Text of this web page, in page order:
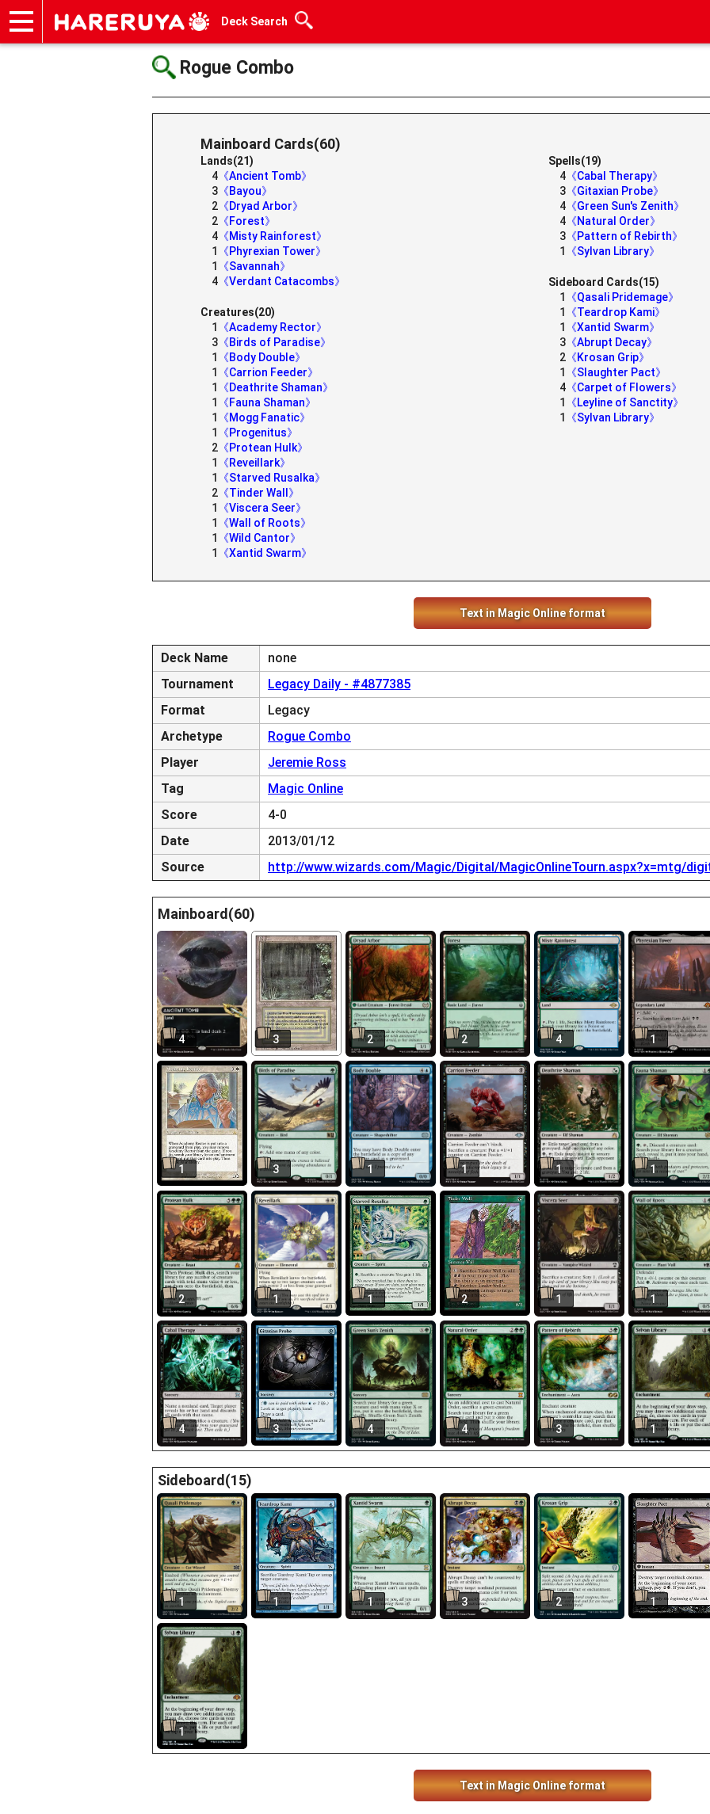
Deck Search
Rogue Combo
Mainboard Cards(60)
Lands(21)
4 《Ancient Tomb》
3 《Bayou》
2 《Dryad Arbor》
2 《Forest》
4 《Misty Rainforest》
1
《Phyrexian Tower》
1
《Savannah》
4 《Verdant Catacombs》
Creatures(20)
1
《Academy Rector》
3 《Birds of Paradise》
1
《Body Double》
1
《Carrion Feeder》
1
《Deathrite Shaman》
1
《Fauna Shaman》
1
《Mogg Fanatic》
1
《Progenitus》
2 《Protean Hulk》
1
《Reveillark》
1
《Starved Rusalka》
2 《Tinder Wall》
1
《Viscera Seer》
1
《Wall of Roots》
1
《Wild Cantor》
1
《Xantid Swarm》
Spells(19)
4 《Cabal Therapy》
3 《Gitaxian Probe》
4 《Green Sun's Zenith》
4 《Natural Order》
3 《Pattern of Rebirth》
1
《Sylvan Library》
Sideboard Cards(15)
1
《Qasali Pridemage》
1
《Teardrop Kami》
1
《Xantid Swarm》
3 《Abrupt Decay》
2 《Krosan Grip》
1
《Slaughter Pact》
4 《Carpet of Flowers》
1
《Leyline of Sanctity》
1
《Sylvan Library》
Text in Magic Online format
Deck Name
none
Tournament
Legacy Daily - #4877385
Format
Legacy
Archetype
Rogue Combo
Player
Jeremie Ross
Tag
Magic Online
Score
4-0
Date
2013/01/12
Source
http://www.wizards.com/Magic/Digital/MagicOnlineTourn.aspx?x=mtg/
Mainboard(60)
4 3 2 2 4 1
1 3 1 1 1 1
2 1 1 2 1 1
4 3 4 4 3 1
Sideboard(15)
1 1 1 3 2 1
1
Text in Magic Online format